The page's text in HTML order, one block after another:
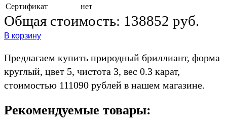
Сертификат
нет
Общая стоимость: 138852 руб.
В корзину
Предлагаем купить природный бриллиант, форма
круглый, цвет 5, чистота 3, вес 0.3 карат,
стоимостью 111090 рублей в нашем магазине.
Рекомендуемые товары: